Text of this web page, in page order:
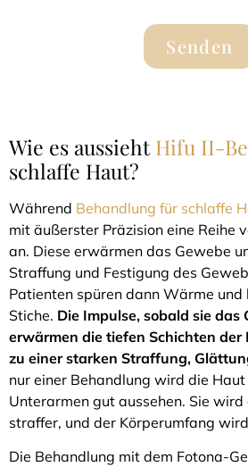
Senden
Wie es aussiehtHifu II-
schlaffe Haut?
Während Behandlung für schlaffe
mit äußerster Präzision eine Reihe
an. Diese erwärmen das Gewebe
Straffung und Festigung des
Patienten spüren dann Wärme
Stiche. Die Impulse, sobald sie das
erwärmen die tiefen Schichten
zu einer starken Straffung,
nur einer Behandlung wird die
Unterarmen gut aussehen. Sie
straffer, und der Körperumfang
Die Behandlung mit dem Fotona-